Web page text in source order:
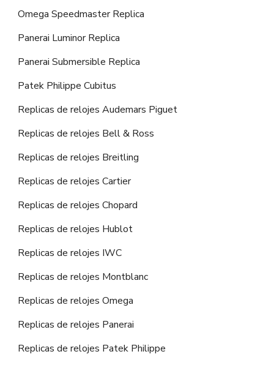
Omega Speedmaster Replica
Panerai Luminor Replica
Panerai Submersible Replica
Patek Philippe Cubitus
Replicas de relojes Audemars Piguet
Replicas de relojes Bell & Ross
Replicas de relojes Breitling
Replicas de relojes Cartier
Replicas de relojes Chopard
Replicas de relojes Hublot
Replicas de relojes IWC
Replicas de relojes Montblanc
Replicas de relojes Omega
Replicas de relojes Panerai
Replicas de relojes Patek Philippe